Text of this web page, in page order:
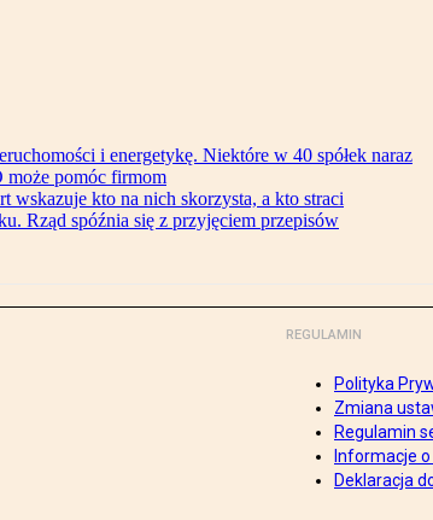
i energetykę. Niektóre w 40 spółek naraz
może pomóc firmom
wskazuje kto na nich skorzysta, a kto straci
Rząd spóźnia się z przyjęciem przepisów
REGULAMIN
Polityka
Zmiana
Regulamin
Informacje
Deklaracja